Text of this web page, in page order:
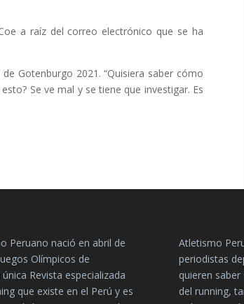
a raíz del correo electrónico que se ha
Gotenburgo 2021. “Quisiera saber cómo
Se ve mal y se tiene que investigar. Es
Peruano nació en abril de
Olímpicos de
Revista especializada
que existe en el Perú y es
Atletismo
periodistas
quieren
del running,